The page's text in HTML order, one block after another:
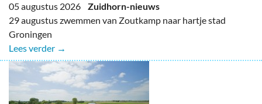
05 augustus 2026 Zuidhorn-nieuws
29 augustus zwemmen van Zoutkamp naar hartje stad
Groningen
Lees verder →